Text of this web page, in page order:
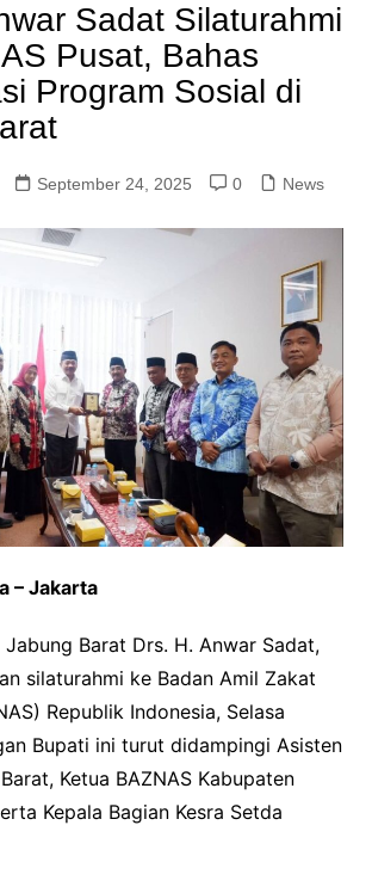
Sadat Silaturahmi
Pusat, Bahas
Program Sosial di
September 24, 2025 0 News
– Jakarta
Jabung Barat Drs. H. Anwar Sadat,
silaturahmi ke Badan Amil Zakat
Republik Indonesia, Selasa
Bupati ini turut didampingi Asisten
Ketua BAZNAS Kabupaten
Kepala Bagian Kesra Setda